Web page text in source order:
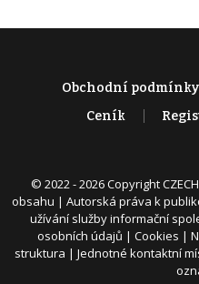
Obchodní podmínky
Ceník
© 2022 - 2026 Copyright
obsahu | Autorská práva k
užívání služby informační
osobních údajů | Cookies |
struktura | Jednotné kontaktní